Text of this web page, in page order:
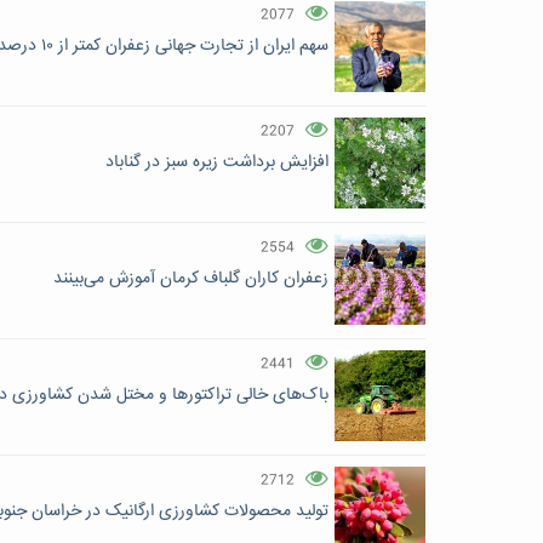
2077
سهم ایران از تجارت جهانی زعفران کمتر از ۱۰ درصد است
2207
افزایش برداشت زیره سبز در گناباد
2554
زعفران کاران گلباف کرمان آموزش می‌بینند
2441
باک‌های خالی تراکتورها و مختل شدن کشاورزی
2712
تولید محصولات کشاورزی ارگانیک در خراسان